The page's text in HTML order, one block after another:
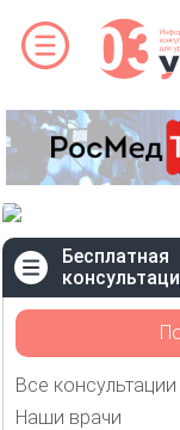
Бесплатная
Все
Наши врачи